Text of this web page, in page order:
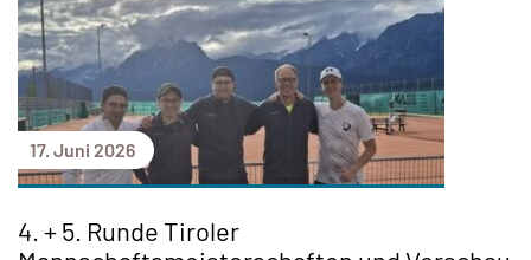
17. Juni 2026
4. + 5. Runde Tiroler